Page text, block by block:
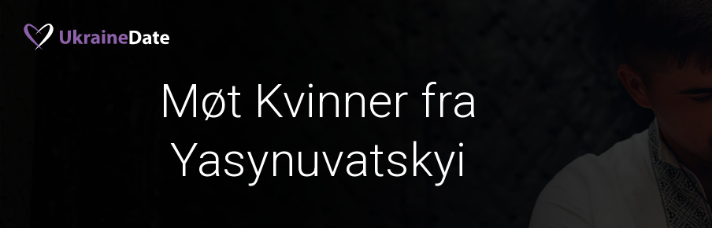
Møt Kvinner fra
Yasynuvatskyi